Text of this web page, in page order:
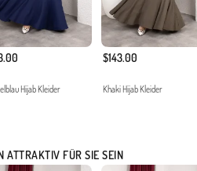
Hijab Kleider
$143.00
Khaki Hijab Kleider
ATTRAKTIV FÜR SIE SEIN